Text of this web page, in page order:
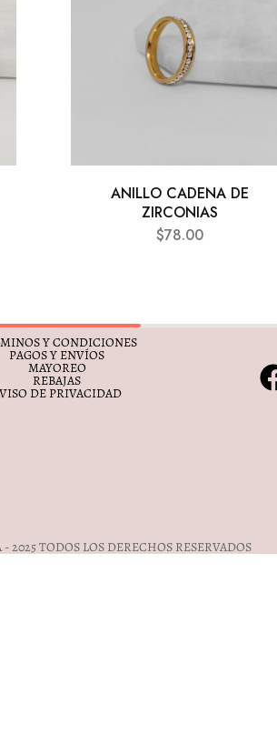
ANILLO CADENA DE
ZIRCONIAS
$78.00
Y CONDICIONES
PAGOS Y ENVÍOS
MAYOREO
REBAJAS
DE PRIVACIDAD
2025 TODOS LOS DERECHOS RESERVADOS